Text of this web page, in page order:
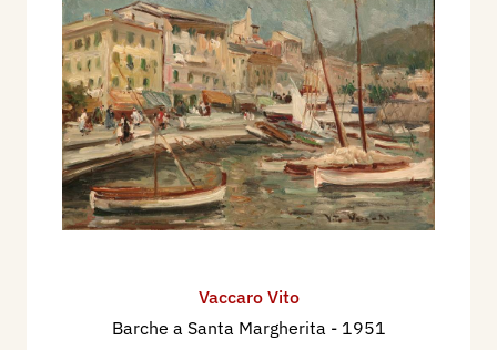
Vaccaro Vito
Barche a Santa Margherita - 1951